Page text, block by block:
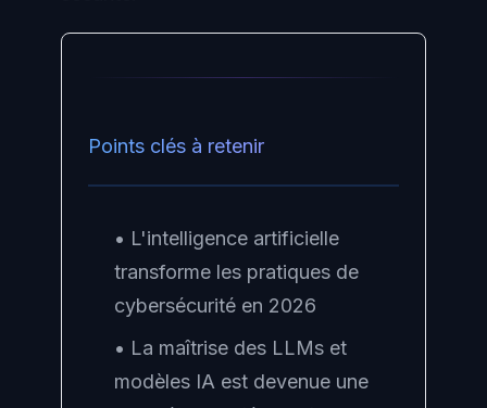
Points clés à retenir
• L'intelligence artificielle
transforme les pratiques de
cybersécurité en 2026
• La maîtrise des LLMs et
modèles IA est devenue une